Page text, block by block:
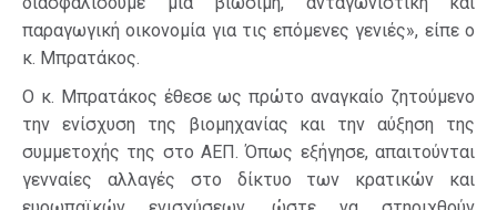
παραγωγική οικονομία για τις επόμενες γενιές», είπε ο
κ. Μπρατάκος.
Ο κ. Μπρατάκος έθεσε ως πρώτο αναγκαίο ζητούμενο
την ενίσχυση της βιομηχανίας και την αύξηση της
συμμετοχής της στο ΑΕΠ. Όπως εξήγησε, απαιτούνται
γενναίες αλλαγές στο δίκτυο των κρατικών και